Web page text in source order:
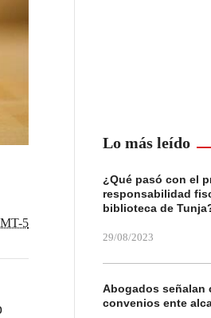
5
Lo más leído
¿Qué pasó con el
responsabilidad
biblioteca de
29/08/2023
Abogados señalan
convenios ente